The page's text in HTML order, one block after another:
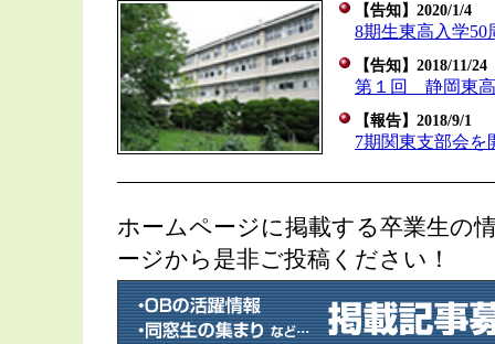
【告知】2020/1/4
8期生東高入学
【告知】2018/11/24
第１回 静岡東
【報告】2018/9/1
7期関東支部会を
ホームページに掲載する卒業生の
ージから是非ご投稿ください！